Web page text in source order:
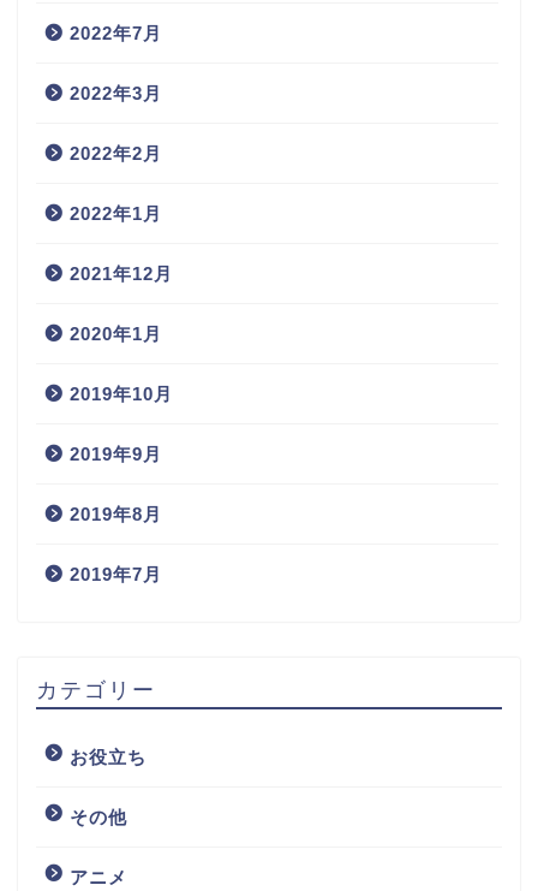
2022年7月
2022年3月
2022年2月
2022年1月
2021年12月
2020年1月
2019年10月
2019年9月
2019年8月
2019年7月
カテゴリー
お役立ち
その他
アニメ